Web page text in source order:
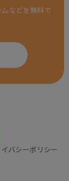
などを無料で
バシーポリシー